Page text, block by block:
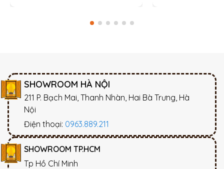
SHOWROOM HÀ NỘI
211 P. Bạch Mai, Thanh Nhàn, Hai Bà Trưng, Hà
Nội
Điện thoại: 0963.889.211
SHOWROOM TP.HCM
Tp Hồ Chí Minh